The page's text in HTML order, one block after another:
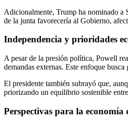
Adicionalmente, Trump ha nominado a
de la junta favorecería al Gobierno,
Independencia y prioridades
A pesar de la presión política, Powell
demandas externas. Este enfoque
El presidente también subrayó que,
priorizando un equilibrio sostenible
Perspectivas para la economía